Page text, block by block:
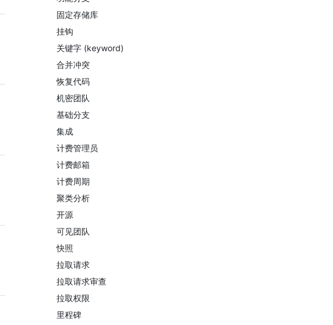
固定存储库
挂钩
关键字 (keyword)
合并冲突
恢复代码
机密团队
基础分支
集成
计费管理员
计费邮箱
计费周期
聚类分析
开源
可见团队
快照
拉取请求
拉取请求审查
拉取权限
里程碑